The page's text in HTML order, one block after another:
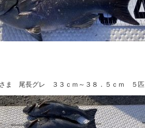
ま 尾長グレ ３３ｃｍ～３８．５ｃｍ ５匹